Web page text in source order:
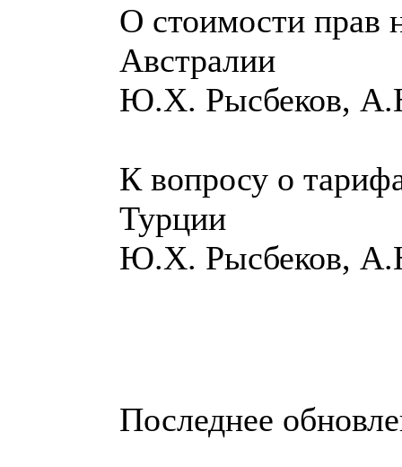
О стоимости прав
Австралии
Ю.Х. Рысбеков,
К вопросу о
Турции
Ю.Х. Рысбеков,
Последнее